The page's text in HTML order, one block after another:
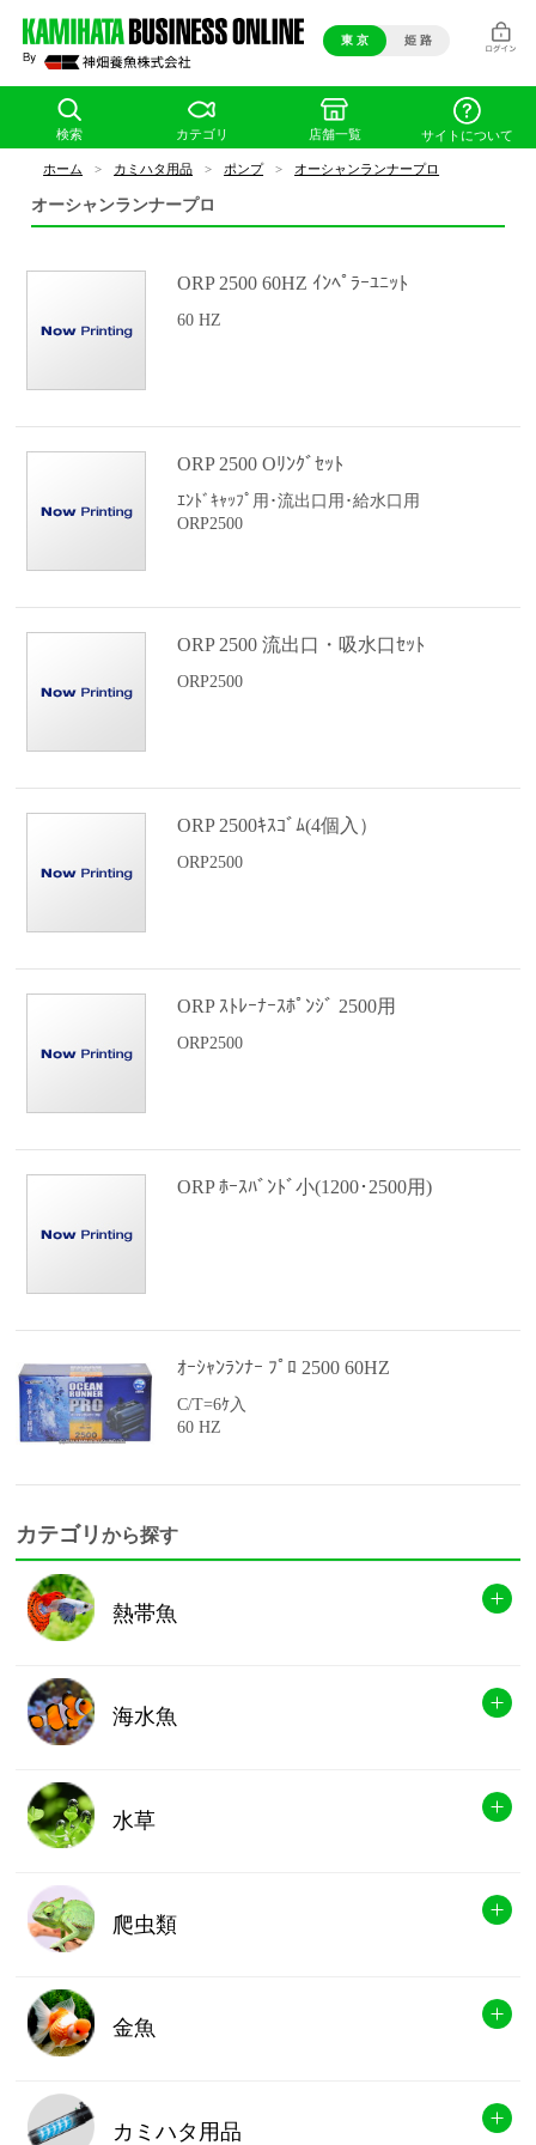
東 京 姫 路
検索 カテゴリ 店舗一覧 サイトについて
ホーム > カミハタ用品 > ポンプ > オーシャンランナープロ
オーシャンランナープロ
ORP 2500 60HZ ｲﾝﾍﾟﾗｰﾕﾆｯﾄ
60 HZ
ORP 2500 Oﾘﾝｸﾞｾｯﾄ
ｴﾝﾄﾞｷｬｯﾌﾟ用･流出口用･給水口用
ORP2500
ORP 2500 流出口・吸水口ｾｯﾄ
ORP2500
ORP 2500ｷｽｺﾞﾑ(4個入）
ORP2500
ORP ｽﾄﾚｰﾅｰｽﾎﾟﾝｼﾞ 2500用
ORP2500
ORP ﾎｰｽﾊﾞﾝﾄﾞ小(1200･2500用)
ｵｰｼｬﾝﾗﾝﾅｰ ﾌﾟﾛ 2500 60HZ
C/T=6ｹ入
60 HZ
カテゴリから探す
熱帯魚
海水魚
水草
爬虫類
金魚
カミハタ用品